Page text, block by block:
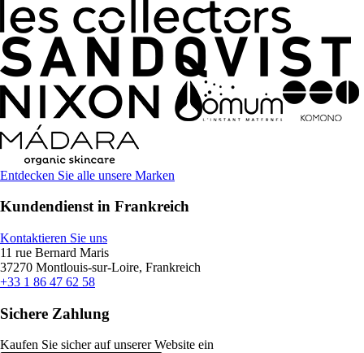
Entdecken Sie alle unsere Marken
Kundendienst in Frankreich
Kontaktieren Sie uns
11 rue Bernard Maris
37270 Montlouis-sur-Loire, Frankreich
+33 1 86 47 62 58
Sichere Zahlung
Kaufen Sie sicher auf unserer Website ein